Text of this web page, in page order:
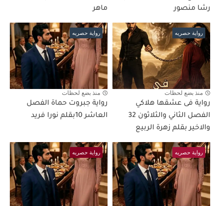
رشا منصور
ماهر
رواية حصريه
منذ بضع لحظات
رواية فى عشقها هلاكي
الفصل الثاني والثلاثون 32
والاخير بقلم زهرة الربيع
رواية حصريه
منذ بضع لحظات
رواية جبروت حماة الفصل
العاشر 10بقلم نورا فريد
رواية حصريه رواية حصريه